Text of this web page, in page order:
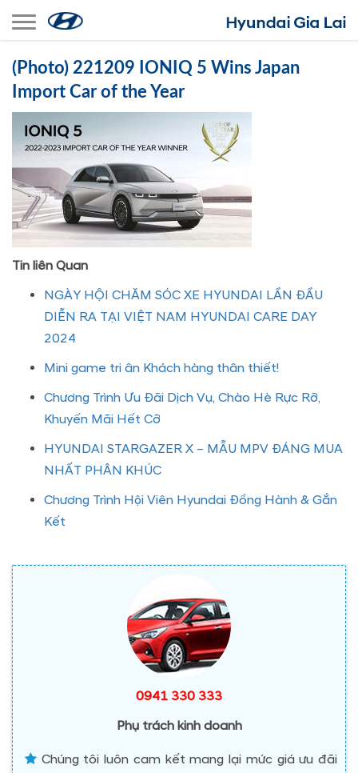
Toggle navigation
(Photo) 221209 IONIQ 5 Wins Japan
Import Car of the Year
Tin liên Quan
NGÀY HỘI CHĂM SÓC XE HYUNDAI LẦN ĐẦU
DIỄN RA TẠI VIỆT NAM HYUNDAI CARE DAY
2024
Mini game tri ân Khách hàng thân thiết!
Chương Trình Ưu Đãi Dịch Vụ, Chào Hè Rực Rỡ,
Khuyến Mãi Hết Cỡ
HYUNDAI STARGAZER X – MẪU MPV ĐÁNG MUA
NHẤT PHÂN KHÚC
Chương Trình Hội Viên Hyundai Đồng Hành & Gắn
Kết
0941 330 333
Phụ trách kinh doanh
Chúng tôi luôn cam kết mang lại mức giá ưu đãi